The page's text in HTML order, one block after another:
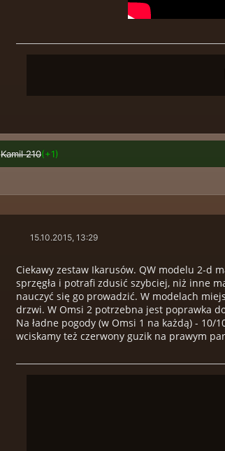
Kamil 210(+1)
15.10.2015, 13:29
Ciekawy zestaw Ikarusów. QW modelu 2-d
sprzęgła i potrafi zdusić szybciej, niż inne
nauczyć się go prowadzić. W modelach
drzwi. W Omsi 2 potrzebna jest poprawka
Na ładne pogody (w Omsi 1 na każdą) - 10/
wciskamy też czerwony guzik na prawym